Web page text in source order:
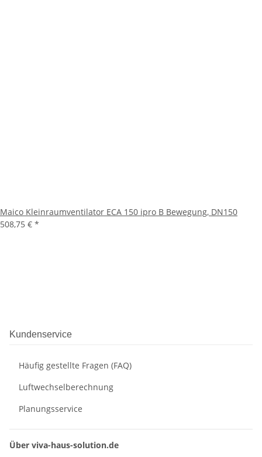
Maico Kleinraumventilator ECA 150 ipro B Bewegung, DN150
508,75 € *
Kundenservice
Häufig gestellte Fragen (FAQ)
Luftwechselberechnung
Planungsservice
Über viva-haus-solution.de